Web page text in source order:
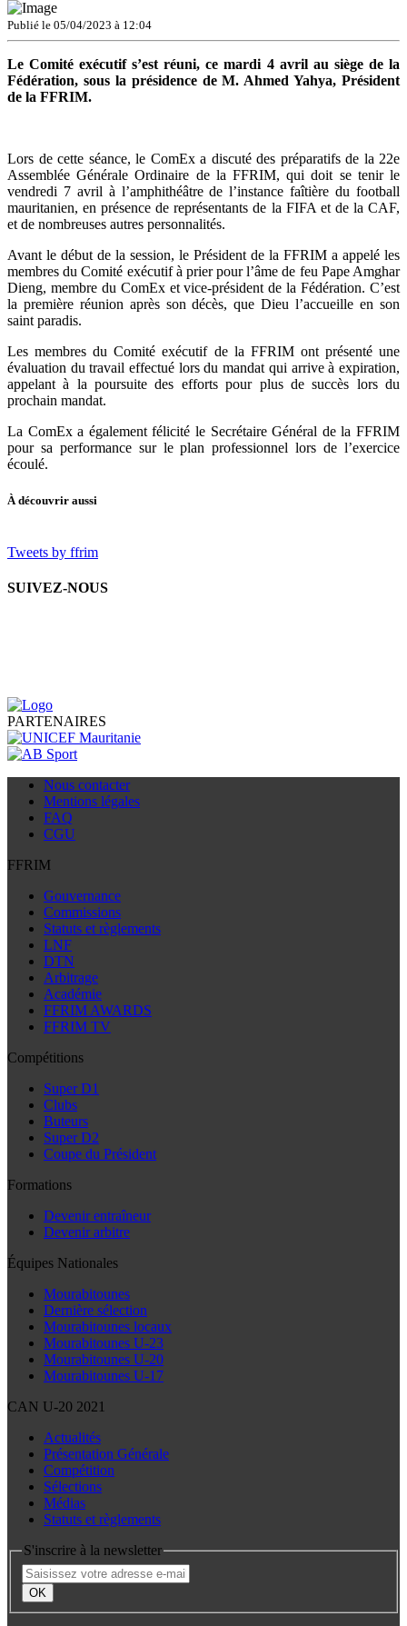
Publié le 05/04/2023 à 12:04
Le Comité exécutif s’est réuni, ce mardi 4 avril au siège de la
Fédération, sous la présidence de M. Ahmed Yahya, Président
de la FFRIM.
Lors de cette séance, le ComEx a discuté des préparatifs de la 22e
Assemblée Générale Ordinaire de la FFRIM, qui doit se tenir le
vendredi 7 avril à l’amphithéâtre de l’instance faîtière du football
mauritanien, en présence de représentants de la FIFA et de la CAF,
et de nombreuses autres personnalités.
Avant le début de la session, le Président de la FFRIM a appelé les
membres du Comité exécutif à prier pour l’âme de feu Pape Amghar
Dieng, membre du ComEx et vice-président de la Fédération. C’est
la première réunion après son décès, que Dieu l’accueille en son
saint paradis.
Les membres du Comité exécutif de la FFRIM ont présenté une
évaluation du travail effectué lors du mandat qui arrive à expiration,
appelant à la poursuite des efforts pour plus de succès lors du
prochain mandat.
La ComEx a également félicité le Secrétaire Général de la FFRIM
pour sa performance sur le plan professionnel lors de l’exercice
écoulé.
À découvrir aussi
Tweets by ffrim
SUIVEZ-NOUS
PARTENAIRES
Nous contacter
Mentions légales
FAQ
CGU
FFRIM
Gouvernance
Commissions
Statuts et règlements
LNF
DTN
Arbitrage
Académie
FFRIM AWARDS
FFRIM TV
Compétitions
Super D1
Clubs
Buteurs
Super D2
Coupe du Président
Formations
Devenir entraîneur
Devenir arbitre
Équipes Nationales
Mourabitounes
Dernière sélection
Mourabitounes locaux
Mourabitounes U-23
Mourabitounes U-20
Mourabitounes U-17
CAN U-20 2021
Actualités
Présentation Générale
Compétition
Sélections
Médias
Statuts et règlements
S'inscrire à la newsletter